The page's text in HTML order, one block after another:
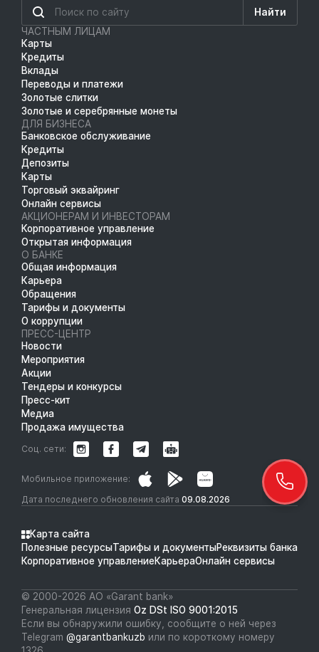
Найти
ЧАСТНЫМ ЛИЦАМ
Карты
Кредиты
Вклады
Переводы и платежи
Золотые слитки
Золотые и серебрянные монеты
ДЛЯ БИЗНЕСА
Банковское обслуживание
Кредиты
Депозиты
Карты
Торговый эквайринг
Онлайн сервисы
АКЦИОНЕРАМ И ИНВЕСТОРАМ
Корпоративное управление
Открытая информация
О БАНКЕ
Общая информация
Карьера
Обращения
Тарифы и документы
О коррупции
ПРЕСС-ЦЕНТР
Новости
Мероприятия
Акции
Тендеры и конкурсы
Пресс-кит
Медиа
Продажа имущества
Дата последнего обновления сайта 09.08.2026
Мобильное приложение:
Соц. сети:
Карта сайта
Полезные ресурсыТарифы и документыРеквизиты банка
Корпоративное управлениеКарьераОнлайн сервисы
© 2000-2026 АО «Garant bank»
Генеральная лицензия Oz DSt ISO 9001:2015
Если вы обнаружили ошибку, сообщите о ней через
Telegram @garantbankuzb или по короткому номеру